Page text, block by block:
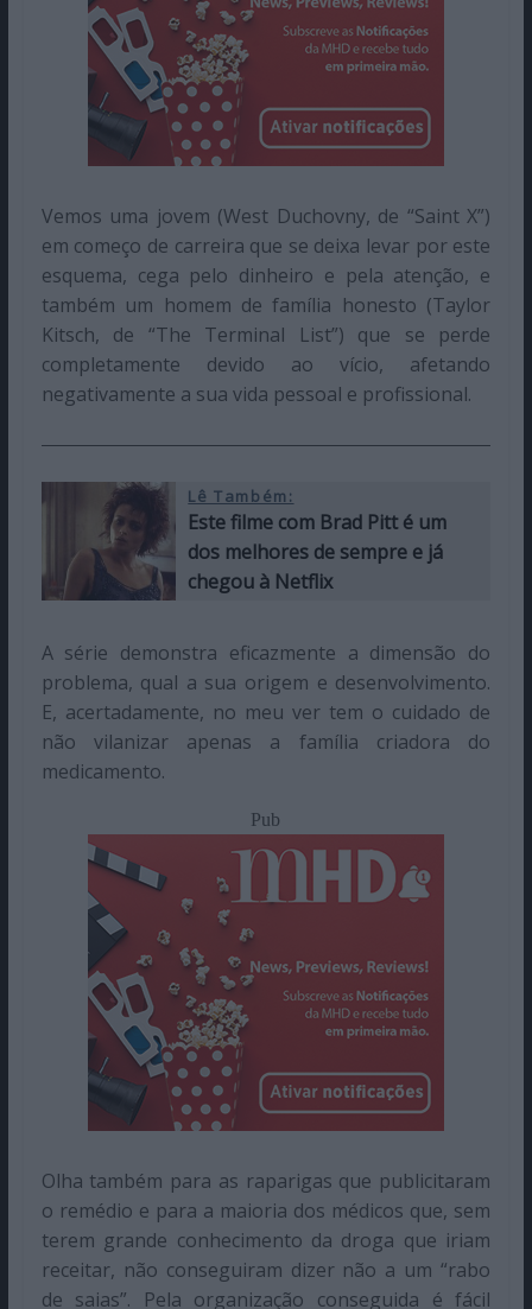
Vemos uma jovem (West Duchovny, de “Saint X”)
em começo de carreira que se deixa levar por este
esquema, cega pelo dinheiro e pela atenção, e
também um homem de família honesto (Taylor
Kitsch, de “The Terminal List”) que se perde
completamente devido ao vício, afetando
negativamente a sua vida pessoal e profissional.
Lê Também:
Este filme com Brad Pitt é um
dos melhores de sempre e já
chegou à Netflix
A série demonstra eficazmente a dimensão do
problema, qual a sua origem e desenvolvimento.
E, acertadamente, no meu ver tem o cuidado de
não vilanizar apenas a família criadora do
medicamento.
Pub
Olha também para as raparigas que publicitaram
o remédio e para a maioria dos médicos que, sem
terem grande conhecimento da droga que iriam
receitar, não conseguiram dizer não a um “rabo
de saias”. Pela organização conseguida é fácil